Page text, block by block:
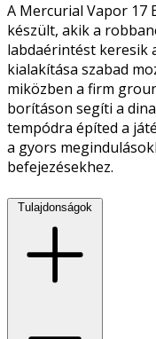
A Mercurial Vapor 17
készült, akik a
labdaérintést keresik
kialakítása szabad
miközben a firm
borításon segíti a
tempódra építed a
a gyors
befejezésekhez.
Tulajdonságok